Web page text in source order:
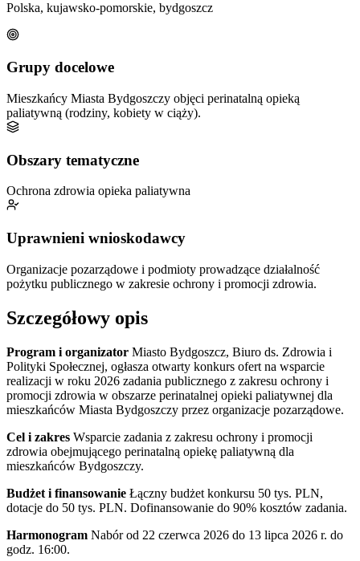
Polska, kujawsko-pomorskie, bydgoszcz
Grupy docelowe
Mieszkańcy Miasta Bydgoszczy objęci perinatalną opieką
paliatywną (rodziny, kobiety w ciąży).
Obszary tematyczne
Ochrona zdrowia opieka paliatywna
Uprawnieni wnioskodawcy
Organizacje pozarządowe i podmioty prowadzące działalność
pożytku publicznego w zakresie ochrony i promocji zdrowia.
Szczegółowy opis
Program i organizator Miasto Bydgoszcz, Biuro ds. Zdrowia i
Polityki Społecznej, ogłasza otwarty konkurs ofert na wsparcie
realizacji w roku 2026 zadania publicznego z zakresu ochrony i
promocji zdrowia w obszarze perinatalnej opieki paliatywnej dla
mieszkańców Miasta Bydgoszczy przez organizacje pozarządowe.
Cel i zakres Wsparcie zadania z zakresu ochrony i promocji
zdrowia obejmującego perinatalną opiekę paliatywną dla
mieszkańców Bydgoszczy.
Budżet i finansowanie Łączny budżet konkursu 50 tys. PLN,
dotacje do 50 tys. PLN. Dofinansowanie do 90% kosztów zadania.
Harmonogram Nabór od 22 czerwca 2026 do 13 lipca 2026 r. do
godz. 16:00.